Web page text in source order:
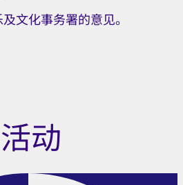
文化事务署的意见。
动